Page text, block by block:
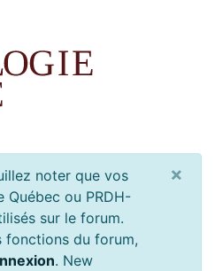
noter que vos
Québec ou PRDH-
sur le forum.
fonctions du forum,
. New
×